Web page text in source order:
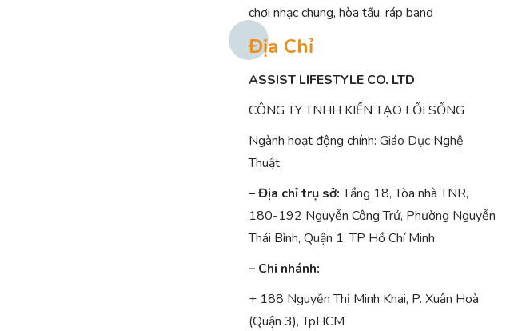
chơi nhạc chung, hòa tấu, ráp band
Địa Chỉ
ASSIST LIFESTYLE CO. LTD
CÔNG TY TNHH KIẾN TẠO LỐI SỐNG
Ngành hoạt động chính: Giáo Dục Nghệ
Thuật
– Địa chỉ trụ sở:Tầng 18, Tòa nhà TNR,
180-192 Nguyễn Công Trứ, Phường Nguyễn
Thái Bình, Quận 1, TP Hồ Chí Minh
– Chi nhánh:
+ 188 Nguyễn Thị Minh Khai, P. Xuân Hoà
(Quận 3), TpHCM